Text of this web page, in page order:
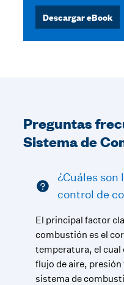
Descargar eBook
Preguntas
Sistema de
¿Cuáles son
control de
El principal factor
combustión es el
temperatura, el cual
flujo de aire,
sistema de